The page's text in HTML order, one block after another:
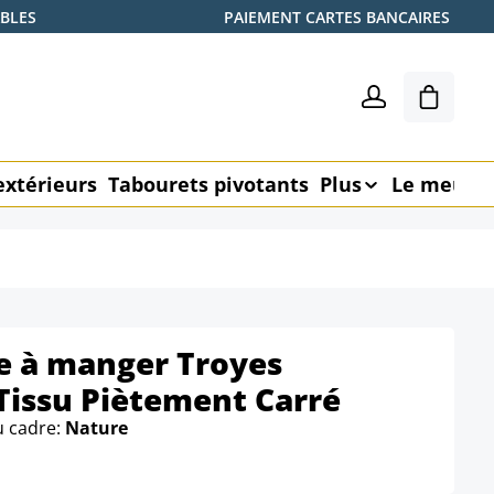
PAIEMENT CARTES BANCAIRES
Le
Tabourets pivotants Plus Le
à manger Troyes
Piètement Carré
cadre: Nature